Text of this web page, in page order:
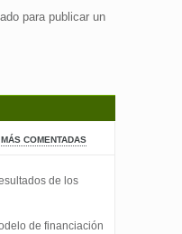
para publicar un
MÁS COMENTADAS
de los
de financiación